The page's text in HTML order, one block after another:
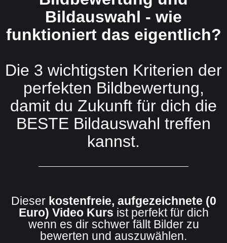
Bildauswahl - wie
funktioniert das eigentlich?
Die 3 wichtigsten Kriterien der
perfekten Bildbewertung,
damit du Zukunft für dich die
BESTE Bildauswahl treffen
kannst.
Dieser kostenfreie, aufgezeichnete (0
Euro) Video Kurs ist perfekt für dich
wenn es dir schwer fällt Bilder zu
bewerten und auszuwählen.